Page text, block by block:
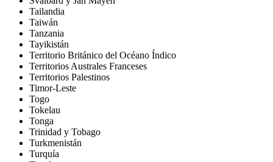
Tailandia
Taiwán
Tanzania
Tayikistán
Territorio Británico del Océano Índico
Territorios Australes Franceses
Territorios Palestinos
Timor-Leste
Togo
Tokelau
Tonga
Trinidad y Tobago
Turkmenistán
Turquía